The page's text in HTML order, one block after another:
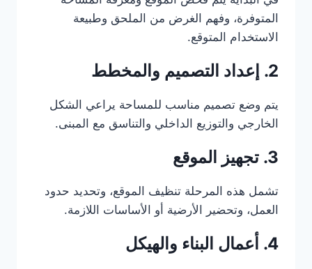
المتوفرة، وفهم الغرض من الملحق وطبيعة
الاستخدام المتوقع.
2. إعداد التصميم والمخطط
يتم وضع تصميم مناسب للمساحة يراعي الشكل
الخارجي والتوزيع الداخلي والتناسق مع المبنى.
3. تجهيز الموقع
تشمل هذه المرحلة تنظيف الموقع، وتحديد حدود
العمل، وتحضير الأرضية أو الأساسات اللازمة.
4. أعمال البناء والهيكل